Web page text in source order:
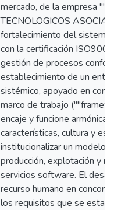
mercado, de la empresa
TECNOLOGICOS
fortalecimiento del sistema
con la certificación
gestión de procesos
establecimiento de un
sistémico, apoyado en
marco de trabajo
encaje y funcione
características, cultura y
institucionalizar un modelo
producción, explotación y
servicios software. El
recurso humano en
los requisitos que se